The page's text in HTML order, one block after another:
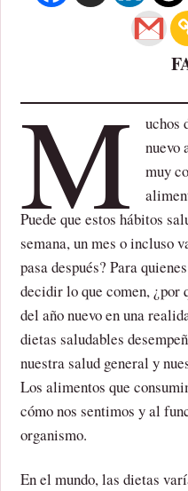
M
uchos
nuevo
muy
Puede que estos hábitos
semana, un mes o incluso
pasa después? Para
decidir lo que comen, ¿por
del año nuevo en una
dietas saludables
nuestra salud general y
Los alimentos que
cómo nos sentimos y al
organismo.
En el mundo, las dietas